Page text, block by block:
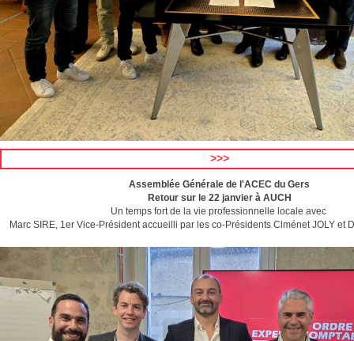
>>>
Assemblée Générale de l'ACEC du Gers
Retour sur le 22 janvier à AUCH
Un temps fort de la vie professionnelle locale avec
Marc SIRE, 1er Vice-Président accueilli par les co-Présidents Clménet JOLY et